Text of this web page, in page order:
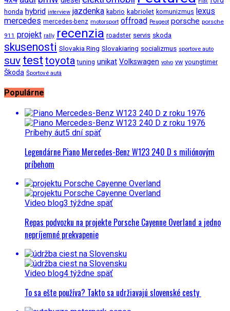
honda hybrid interview jazdenka kabrio kabriolet komunizmus lexus
mercedes mercedes-benz motorsport offroad Peugeot porsche porsche
911 projekt rally recenzia roadster servis skoda
skusenosti Slovakia Ring Slovakiaring socializmus sportove auto
suv testtoyota tuning unikat Volkswagen volvo vw youngtimer
Škoda Športové autá
Populárne
Príbehy áut5 dní späť
Legendárne Piano Mercedes-Benz W123 240 D s miliónovým
príbehom
Video blog3 týždne späť
Repas podvozku na projekte Porsche Cayenne Overland a jedno
nepríjemné prekvapenie
Video blog4 týždne späť
To sa ešte používa? Takto sa udržiavajú slovenské cesty